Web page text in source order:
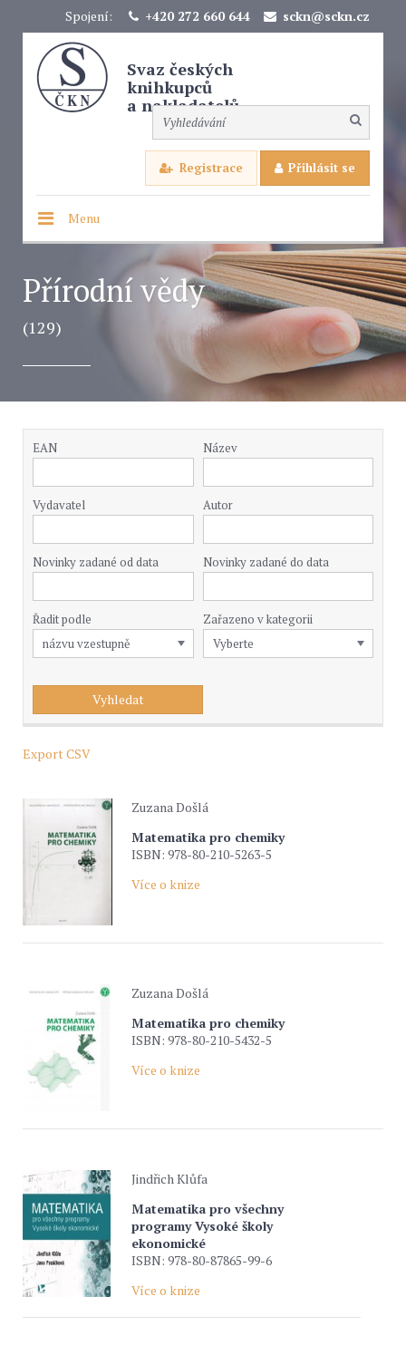
Spojení: +420 272 660 644 sckn@sckn.cz
Svaz českých
knihkupců
a nakladatelů
Registrace Přihlásit se
Menu
Přírodní vědy
(129)
EAN Název
Vydavatel Autor
Novinky zadané od data Novinky zadané do data
Řadit podle Zařazeno v kategorii
Export CSV
Zuzana Došlá
Matematika pro chemiky
ISBN: 978-80-210-5263-5
Více o knize
Zuzana Došlá
Matematika pro chemiky
ISBN: 978-80-210-5432-5
Více o knize
Jindřich Klůfa
Matematika pro všechny
programy Vysoké školy
ekonomické
ISBN: 978-80-87865-99-6
Více o knize